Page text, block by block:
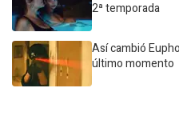
2ª temporada
Así cambió
último momento